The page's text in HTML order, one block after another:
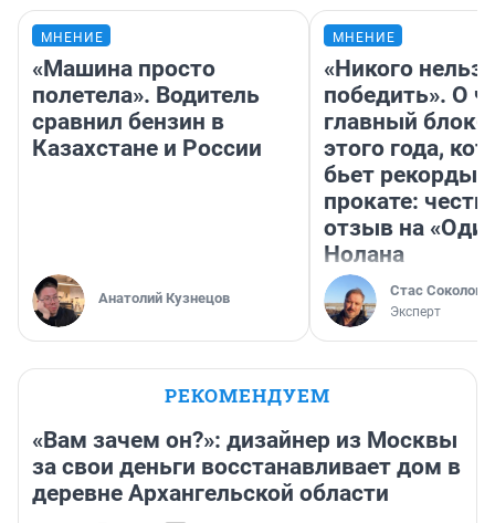
МНЕНИЕ
«Машина просто
полетела». Водитель
сравнил бензин в
Казахстане и России
Анатолий Кузнецов
МНЕНИЕ
«Никого нельзя
победить». О
главный
этого года,
бьет рекорды в
прокате:
отзыв на
Нолана
Стас Соколов
Эксперт
РЕКОМЕНДУЕМ
«Вам зачем он?»: дизайнер из Москвы
за свои деньги восстанавливает дом в
деревне Архангельской области